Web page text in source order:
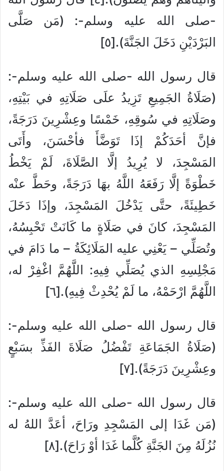
-صلى الله عليه وسلم-: (مَن صَلَّى
البَرْدَيْنِ دَخَلَ الجَنَّةَ).[٥]
قال رسول الله -صلى الله عليه وسلم-:
(صَلَاةُ الجَمِيعِ تَزِيدُ علَى صَلَاتِهِ في بَيْتِهِ،
وصَلَاتِهِ في سُوقِهِ، خَمْسًا وعِشْرِينَ دَرَجَةً،
فإنَّ أحَدَكُمْ إذَا تَوَضَّأَ فأحْسَنَ، وأَتَى
المَسْجِدَ، لا يُرِيدُ إلَّا الصَّلَاةَ، لَمْ يَخْطُ
خَطْوَةً إلَّا رَفَعَهُ اللَّهُ بهَا دَرَجَةً، وحَطَّ عنْه
خَطِيئَةً، حتَّى يَدْخُلَ المَسْجِدَ، وإذَا دَخَلَ
المَسْجِدَ، كانَ في صَلَاةٍ ما كَانَتْ تَحْبِسُهُ،
وتُصَلِّي – يَعْنِي عليه المَلَائِكَةُ – ما دَامَ في
مَجْلِسِهِ الذي يُصَلِّي فِيهِ: اللَّهُمَّ اغْفِرْ له،
اللَّهُمَّ ارْحَمْهُ، ما لَمْ يُحْدِثْ فِيهِ).[٦]
قال رسول الله -صلى الله عليه وسلم-:
(صَلَاةُ الجَمَاعَةِ تَفْضُلُ صَلَاةَ الفَذِّ بسَبْعٍ
وعِشْرِينَ دَرَجَةً).[٧]
قال رسول الله -صلى الله عليه وسلم-:
(مَن غَدَا إلى المَسْجِدِ ورَاحَ، أعَدَّ اللهُ له
نُزُلَهُ مِنَ الجَنَّةِ كُلَّما غَدَا أوْ رَاحَ).[٨]